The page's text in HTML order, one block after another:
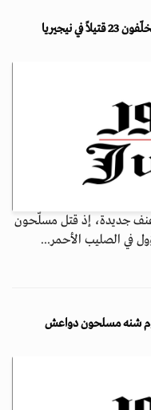
جديدة، إذ قتل مسلّحون